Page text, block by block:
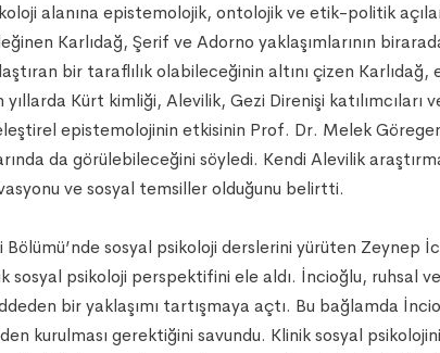
alanına epistemolojik, ontolojik ve etik-politik
Karlıdağ, Şerif ve Adorno yaklaşımlarının
bir taraflılık olabileceğinin altını çizen
Kürt kimliği, Alevilik, Gezi Direnişi
epistemolojinin etkisinin Prof. Dr. Melek
da görülebileceğini söyledi. Kendi Alevilik
ve sosyal temsiller olduğunu belirtti.
sosyal psikoloji derslerini yürüten Zeynep
sosyal psikoloji perspektifini ele aldı. İncioğlu, ruhsal
bir yaklaşımı tartışmaya açtı. Bu bağlamda
kurulması gerektiğini savundu. Klinik sosyal